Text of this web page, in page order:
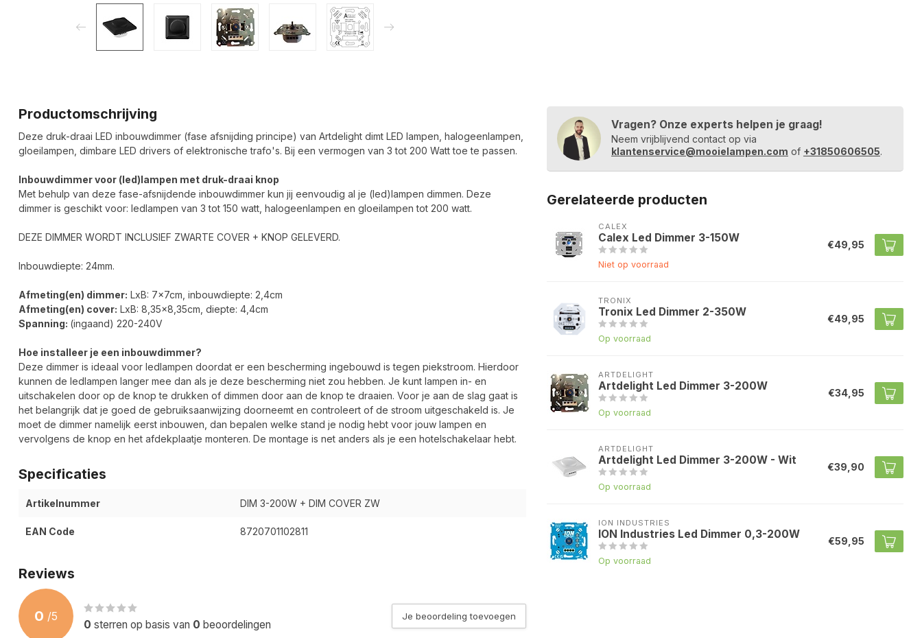
Productomschrijving
Deze druk-draai LED inbouwdimmer (fase afsnijding principe) van Artdelight dimt LED lampen, halogeenlampen,
gloeilampen, dimbare LED drivers of elektronische trafo's. Bij een vermogen van 3 tot 200 Watt toe te passen.
Inbouwdimmer voor (led)lampen met druk-draai knop
Met behulp van deze fase-afsnijdende inbouwdimmer kun jij eenvoudig al je (led)lampen dimmen. Deze
dimmer is geschikt voor: ledlampen van 3 tot 150 watt, halogeenlampen en gloeilampen tot 200 watt.
DEZE DIMMER WORDT INCLUSIEF ZWARTE COVER + KNOP GELEVERD.
Inbouwdiepte: 24mm.
Afmeting(en) dimmer: LxB: 7x7cm, inbouwdiepte: 2,4cm
Afmeting(en) cover: LxB: 8,35x8,35cm, diepte: 4,4cm
Spanning: (ingaand) 220-240V
Hoe installeer je een inbouwdimmer?
Deze dimmer is ideaal voor ledlampen doordat er een bescherming ingebouwd is tegen piekstroom. Hierdoor
kunnen de ledlampen langer mee dan als je deze bescherming niet zou hebben. Je kunt lampen in- en
uitschakelen door op de knop te drukken of dimmen door aan de knop te draaien. Voor je aan de slag gaat is
het belangrijk dat je goed de gebruiksaanwijzing doorneemt en controleert of de stroom uitgeschakeld is. Je
moet de dimmer namelijk eerst inbouwen, dan bepalen welke stand je nodig hebt voor jouw lampen en
vervolgens de knop en het afdekplaatje monteren. De montage is net anders als je een hotelschakelaar hebt.
Specificaties
Artikelnummer DIM 3-200W + DIM COVER ZW
EAN Code 8720701102811
Reviews
0 /5
0 sterren op basis van 0 beoordelingen
Je beoordeling toevoegen
Vragen? Onze experts helpen je graag!
Neem vrijblijvend contact op via
klantenservice@mooielampen.com of +31850606505.
Gerelateerde producten
CALEX
Calex Led Dimmer 3-150W
Niet op voorraad
€49,95
TRONIX
Tronix Led Dimmer 2-350W
Op voorraad
€49,95
ARTDELIGHT
Artdelight Led Dimmer 3-200W
Op voorraad
€34,95
ARTDELIGHT
Artdelight Led Dimmer 3-200W - Wit
Op voorraad
€39,90
ION INDUSTRIES
ION Industries Led Dimmer 0,3-200W
Op voorraad
€59,95